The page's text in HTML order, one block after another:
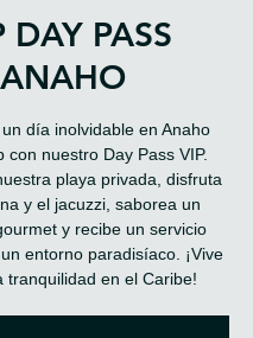
DAY PASS
ANAHO
día inolvidable en Anaho
con nuestro Day Pass VIP.
playa privada, disfruta
y el jacuzzi, saborea un
y recibe un servicio
entorno paradisíaco. ¡Vive